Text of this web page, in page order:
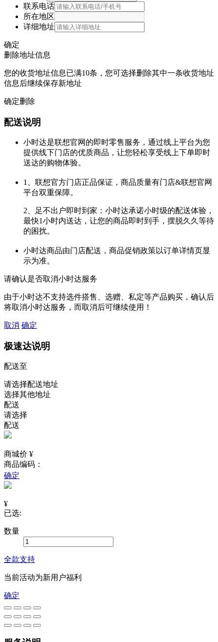
联系电话
所在地区
详细地址
确定
删除地址信息
您的收货地址信息已满10条，您可选择删除其中一条收货地址
信息后继续保存新地址
确定删除
配送说明
小时达是联想官网的即时零售服务，通过线上平台为您
提供线下门店的优质商品，让您轻松享受线上下单即时
送达的购物体验。
1、联想官方门店正品保证，商品质量有门店&联想官网
平台双重保障。
2、足不出户即时到家：小时达承诺小时级的配送体验，
最快1小时内送达，让您的商品即时到手，摆脱久久等待
的困扰。
小时达商品由门店配送，商品促销政策以订单详情页显
示为准。
请确认是否取消小时达服务
由于小时达不支持选件搭售、选赠、私定等产品购买，确认后
将取消小时达服务，而取消后可继续使用！
取消 确定
极速达说明
配送至
请选择配送地址
选择其他地址
配送
请选择
配送
商城价 ¥
商品编码：
确定
¥
已选:
数量
全款支持
当前活动为新用户福利
确定